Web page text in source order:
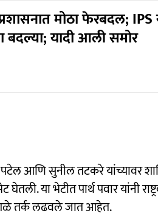
मोठा फेरबदल;
बदल्या; यादी आली समोर
आणि सुनील तटकरे यांच्यावर
या भेटीत पार्थ पवार यांनी
तर्क लढवले जात आहेत.